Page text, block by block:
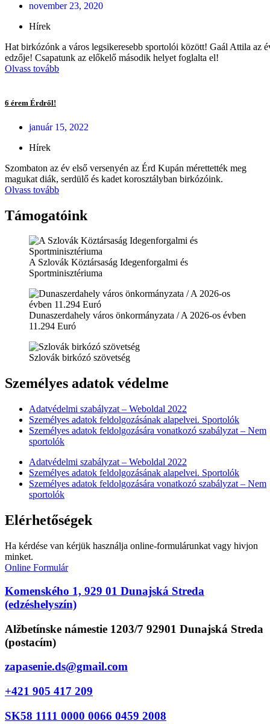
november 23, 2020
Hírek
Hat birkózónk a város legsikeresebb sportolói között! Gaál Attila az
edzője! Csapatunk az előkelő második helyet foglalta el!
Olvass tovább
6 érem Érdről!
január 15, 2022
Hírek
Szombaton az év első versenyén az Érd Kupán mérettették meg
magukat diák, serdülő és kadet korosztályban birkózóink.
Olvass tovább
Támogatóink
A Szlovák Köztársaság Idegenforgalmi és
Sportminisztériuma
Dunaszerdahely város önkormányzata / A 2026-os évben
11.294 Euró
Szlovák birkózó szövetség
Személyes adatok védelme
Adatvédelmi szabályzat – Weboldal 2022
Személyes adatok feldolgozásának alapelvei. Sportolók
Személyes adatok feldolgozására vonatkozó szabályzat – Nem
sportolók
Adatvédelmi szabályzat – Weboldal 2022
Személyes adatok feldolgozásának alapelvei. Sportolók
Személyes adatok feldolgozására vonatkozó szabályzat – Nem
sportolók
Elérhetőségek
Ha kérdése van kérjük használja online-formulárunkat vagy hivjon
minket.
Online Formulár
Komenského 1, 929 01 Dunajská Streda
(edzéshelyszín)
Alžbetínske námestie 1203/7 92901 Dunajská Streda
(postacím)
zapasenie.ds@gmail.com
+421 905 417 209
SK58 1111 0000 0066 0459 2008